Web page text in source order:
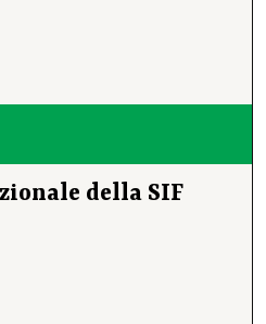
della SIF